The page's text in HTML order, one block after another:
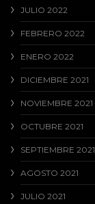
JULIO 2022
FEBRERO 2022
ENERO 2022
DICIEMBRE 2021
NOVIEMBRE 2021
OCTUBRE 2021
SEPTIEMBRE 2021
AGOSTO 2021
JULIO 2021